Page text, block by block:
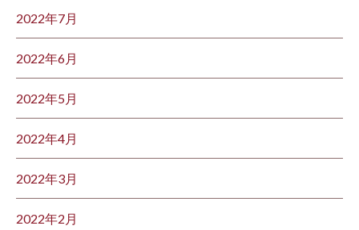
2022年7月
2022年6月
2022年5月
2022年4月
2022年3月
2022年2月